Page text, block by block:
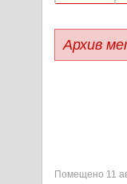
Архив
Помещено 11